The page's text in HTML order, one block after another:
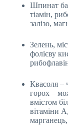
Шпинат
тіамін,
залізо,
Зелень,
фолієву
Квасоля –
горох –
вмістом
вітаміни